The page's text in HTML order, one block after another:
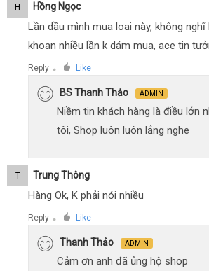
H Hồng Ngọc
Lần dầu mình mua loai này, không
khoan nhiều lần k dám mua, ace tin
Reply ● Like
BS Thanh Thảo ADMIN
Niềm tin khách hàng là điều lớn
tôi, Shop luôn luôn lắng nghe
T Trung Thông
Hàng Ok, K phải nói nhiều
Reply ● Like
Thanh Thảo ADMIN
Cảm ơn anh đã ủng hộ shop